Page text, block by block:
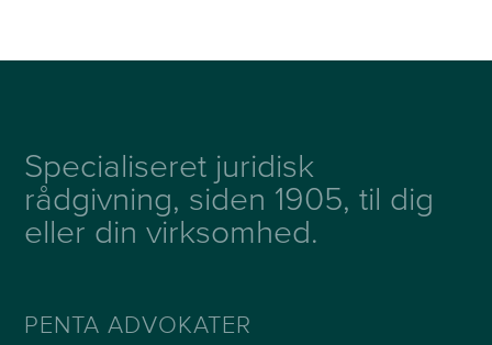
Specialiseret juridisk
rådgivning, siden 1905, til dig
eller din virksomhed.
PENTA ADVOKATER